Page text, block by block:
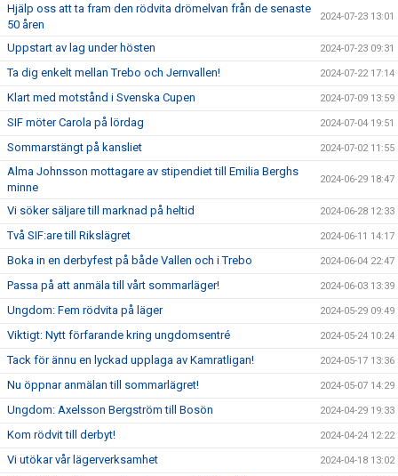
Hjälp oss att ta fram den rödvita drömelvan från de senaste
50 åren
2024-07-23 13:01
Uppstart av lag under hösten 2024-07-23 09:31
Ta dig enkelt mellan Trebo och Jernvallen! 2024-07-22 17:14
Klart med motstånd i Svenska Cupen 2024-07-09 13:59
SIF möter Carola på lördag 2024-07-04 19:51
Sommarstängt på kansliet 2024-07-02 11:55
Alma Johnsson mottagare av stipendiet till Emilia Berghs
minne
2024-06-29 18:47
Vi söker säljare till marknad på heltid 2024-06-28 12:33
Två SIF:are till Rikslägret 2024-06-11 14:17
Boka in en derbyfest på både Vallen och i Trebo 2024-06-04 22:47
Passa på att anmäla till vårt sommarläger! 2024-06-03 13:39
Ungdom: Fem rödvita på läger 2024-05-29 09:49
Viktigt: Nytt förfarande kring ungdomsentré 2024-05-24 10:24
Tack för ännu en lyckad upplaga av Kamratligan! 2024-05-17 13:36
Nu öppnar anmälan till sommarlägret! 2024-05-07 14:29
Ungdom: Axelsson Bergström till Bosön 2024-04-29 19:33
Kom rödvit till derbyt! 2024-04-24 12:22
Vi utökar vår lägerverksamhet 2024-04-18 13:02